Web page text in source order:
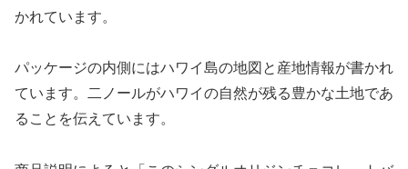
かれています。
パッケージの内側にはハワイ島の地図と産地情報が書かれ
ています。二ノールがハワイの自然が残る豊かな土地であ
ることを伝えています。